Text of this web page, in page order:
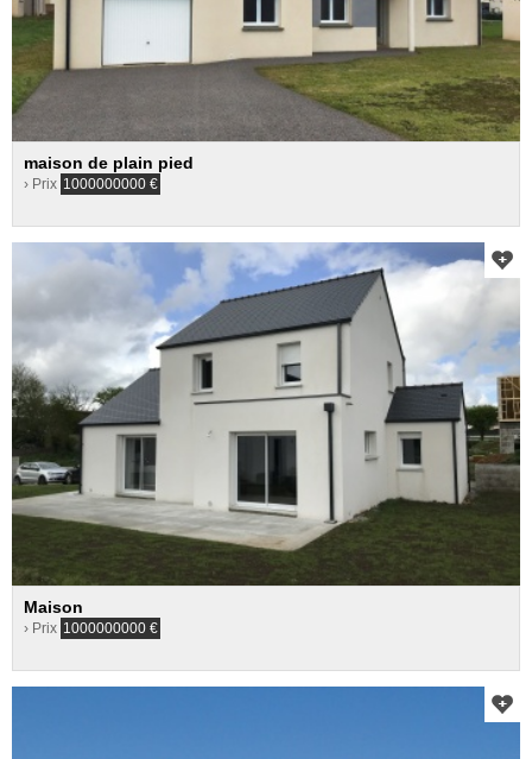
maison de plain pied
› Prix 1000000000 €
Maison
› Prix 1000000000 €